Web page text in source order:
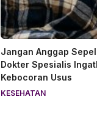
Jangan Anggap
Dokter Spesialis
Kebocoran Usus
KESEHATAN